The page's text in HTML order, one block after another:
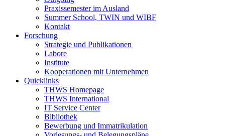
Praxissemester im Ausland
Summer School, TWIN und WIBF
Kontakt
Forschung
Strategie und Publikationen
Labore
Institute
Kooperationen mit Unternehmen
Quicklinks
THWS Homepage
THWS International
IT Service Center
Bibliothek
Bewerbung und Immatrikulation